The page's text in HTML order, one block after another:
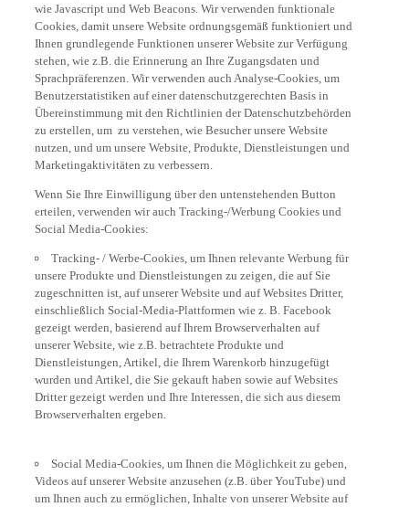
wie Javascript und Web Beacons. Wir verwenden funktionale
Cookies, damit unsere Website ordnungsgemäß funktioniert und
Ihnen grundlegende Funktionen unserer Website zur Verfügung
stehen, wie z.B. die Erinnerung an Ihre Zugangsdaten und
Sprachpräferenzen. Wir verwenden auch Analyse-Cookies, um
Benutzerstatistiken auf einer datenschutzgerechten Basis in
Übereinstimmung mit den Richtlinien der Datenschutzbehörden
zu erstellen, um zu verstehen, wie Besucher unsere Website
nutzen, und um unsere Website, Produkte, Dienstleistungen und
Marketingaktivitäten zu verbessern.
Wenn Sie Ihre Einwilligung über den untenstehenden Button
erteilen, verwenden wir auch Tracking-/Werbung Cookies und
Social Media-Cookies:
Tracking- / Werbe-Cookies, um Ihnen relevante Werbung für
unsere Produkte und Dienstleistungen zu zeigen, die auf Sie
zugeschnitten ist, auf unserer Website und auf Websites Dritter,
einschließlich Social-Media-Plattformen wie z. B. Facebook
gezeigt werden, basierend auf Ihrem Browserverhalten auf
unserer Website, wie z.B. betrachtete Produkte und
Dienstleistungen, Artikel, die Ihrem Warenkorb hinzugefügt
wurden und Artikel, die Sie gekauft haben sowie auf Websites
Dritter gezeigt werden und Ihre Interessen, die sich aus diesem
Browserverhalten ergeben.
Social Media-Cookies, um Ihnen die Möglichkeit zu geben,
Videos auf unserer Website anzusehen (z.B. über YouTube) und
um Ihnen auch zu ermöglichen, Inhalte von unserer Website auf